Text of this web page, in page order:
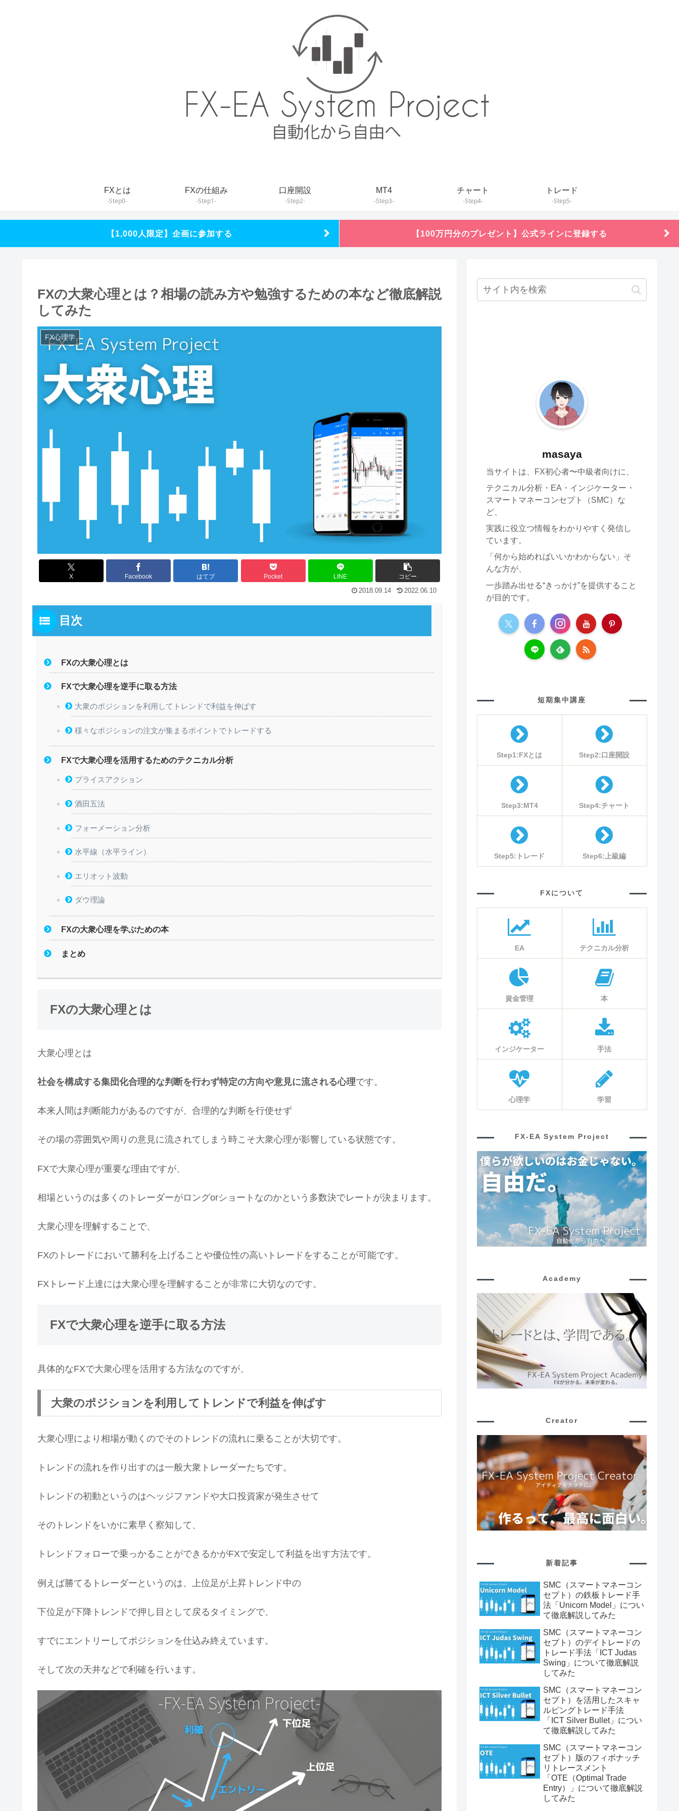
FXとは
-Step0-
FXの仕組み
-Step1-
口座開設
-Step2-
MT4
-Step3-
チャート
-Step4-
トレード
-Step5-
【1,000人限定】企画に参加する 【100万円分のプレゼント】公式ラインに登録する
FXの大衆心理とは？相場の読み方や勉強するための本など徹底解説
してみた
FX心理学
X Facebook はてブ Pocket LINE コピー
2018.09.14 2022.06.10
目次
FXの大衆心理とは
FXで大衆心理を逆手に取る方法
大衆のポジションを利用してトレンドで利益を伸ばす
様々なポジションの注文が集まるポイントでトレードする
FXで大衆心理を活用するためのテクニカル分析
プライスアクション
酒田五法
フォーメーション分析
水平線（水平ライン）
エリオット波動
ダウ理論
FXの大衆心理を学ぶための本
まとめ
FXの大衆心理とは
大衆心理とは
社会を構成する集団化合理的な判断を行わず特定の方向や意見に流される心理です。
本来人間は判断能力があるのですが、合理的な判断を行使せず
その場の雰囲気や周りの意見に流されてしまう時こそ大衆心理が影響している状態です。
FXで大衆心理が重要な理由ですが、
相場というのは多くのトレーダーがロングorショートなのかという多数決でレートが決まります。
大衆心理を理解することで、
FXのトレードにおいて勝利を上げることや優位性の高いトレードをすることが可能です。
FXトレード上達には大衆心理を理解することが非常に大切なのです。
FXで大衆心理を逆手に取る方法
具体的なFXで大衆心理を活用する方法なのですが、
大衆のポジションを利用してトレンドで利益を伸ばす
大衆心理により相場が動くのでそのトレンドの流れに乗ることが大切です。
トレンドの流れを作り出すのは一般大衆トレーダーたちです。
トレンドの初動というのはヘッジファンドや大口投資家が発生させて
そのトレンドをいかに素早く察知して、
トレンドフォローで乗っかることができるかがFXで安定して利益を出す方法です。
例えば勝てるトレーダーというのは、上位足が上昇トレンド中の
下位足が下降トレンドで押し目として戻るタイミングで、
すでにエントリーしてポジションを仕込み終えています。
そして次の天井などで利確を行います。
masaya
当サイトは、FX初心者〜中級者向けに、
テクニカル分析・EA・インジケーター・
スマートマネーコンセプト（SMC）な
ど、
実践に役立つ情報をわかりやすく発信し
ています。
「何から始めればいいかわからない」そ
んな方が、
一歩踏み出せる“きっかけ”を提供すること
が目的です。
短期集中講座
Step1:FXとは Step2:口座開設
Step3:MT4 Step4:チャート
Step5:トレード Step6:上級編
FXについて
EA テクニカル分析
資金管理 本
インジケーター 手法
心理学 学習
FX-EA System Project
Academy
Creator
新着記事
SMC（スマートマネーコン
セプト）の鉄板トレード手
法「Unicorn Model」につい
て徹底解説してみた
SMC（スマートマネーコン
セプト）のデイトレードの
トレード手法「ICT Judas
Swing」について徹底解説
してみた
SMC（スマートマネーコン
セプト）を活用したスキャ
ルピングトレード手法
「ICT Silver Bullet」につい
て徹底解説してみた
SMC（スマートマネーコン
セプト）版のフィボナッチ
リトレースメント
「OTE（Optimal Trade
Entry）」について徹底解説
してみた